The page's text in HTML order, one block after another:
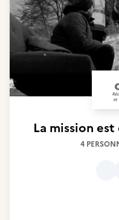
La mission
4